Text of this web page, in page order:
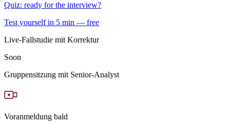
Quiz: ready for the interview?
Test yourself in 5 min — free
Live-Fallstudie mit Korrektur
Soon
Gruppensitzung mit Senior-Analyst
Voranmeldung bald